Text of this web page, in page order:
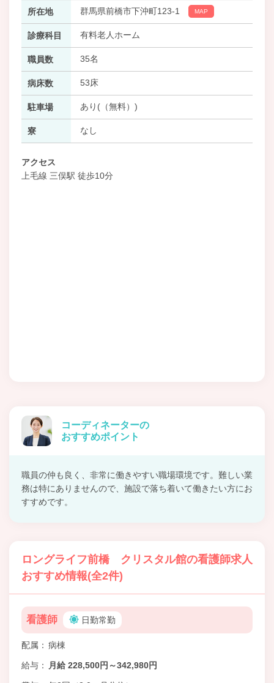
所在地 群馬県前橋市下沖町123-1 MAP
診療科目 有料老人ホーム
職員数 35名
病床数 53床
駐車場 あり(（無料）)
寮 なし
アクセス
上毛線 三俣駅 徒歩10分
コーディネーターの
おすすめポイント
職員の仲も良く、非常に働きやすい職場環境です。難しい業
務は特にありませんので、施設で落ち着いて働きたい方にお
すすめです。
ロングライフ前橋 クリスタル館の看護師求人
おすすめ情報(全2件)
看護師 日勤常勤
配属 病棟
給与 月給 228,500円～342,980円